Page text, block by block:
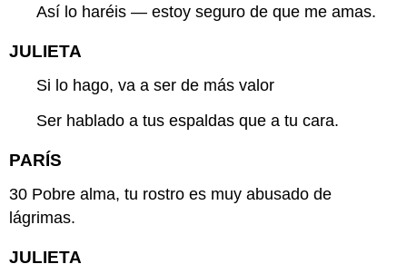
Así lo haréis — estoy seguro de que me amas.
JULIETA
Si lo hago, va a ser de más valor
Ser hablado a tus espaldas que a tu cara.
PARÍS
30 Pobre alma, tu rostro es muy abusado de
lágrimas.
JULIETA